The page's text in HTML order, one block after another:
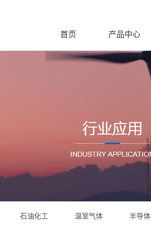
首页 产品中心
石油化工 温室气体 半导体